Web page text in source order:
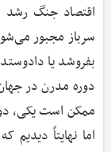
اقتصاد جنگ رشد
سرباز مجبور
بفروشد یا
دوره مدرن در
ممکن است یکی، دو
اما نهایتاً